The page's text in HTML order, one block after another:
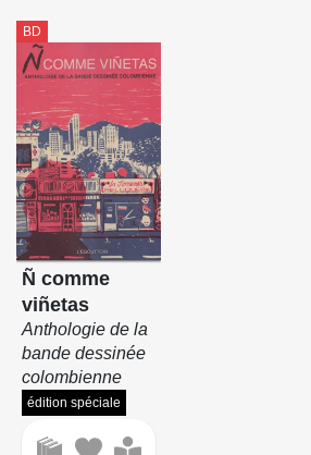
BD
Ñ comme
viñetas
Anthologie de la
bande dessinée
colombienne
édition spéciale